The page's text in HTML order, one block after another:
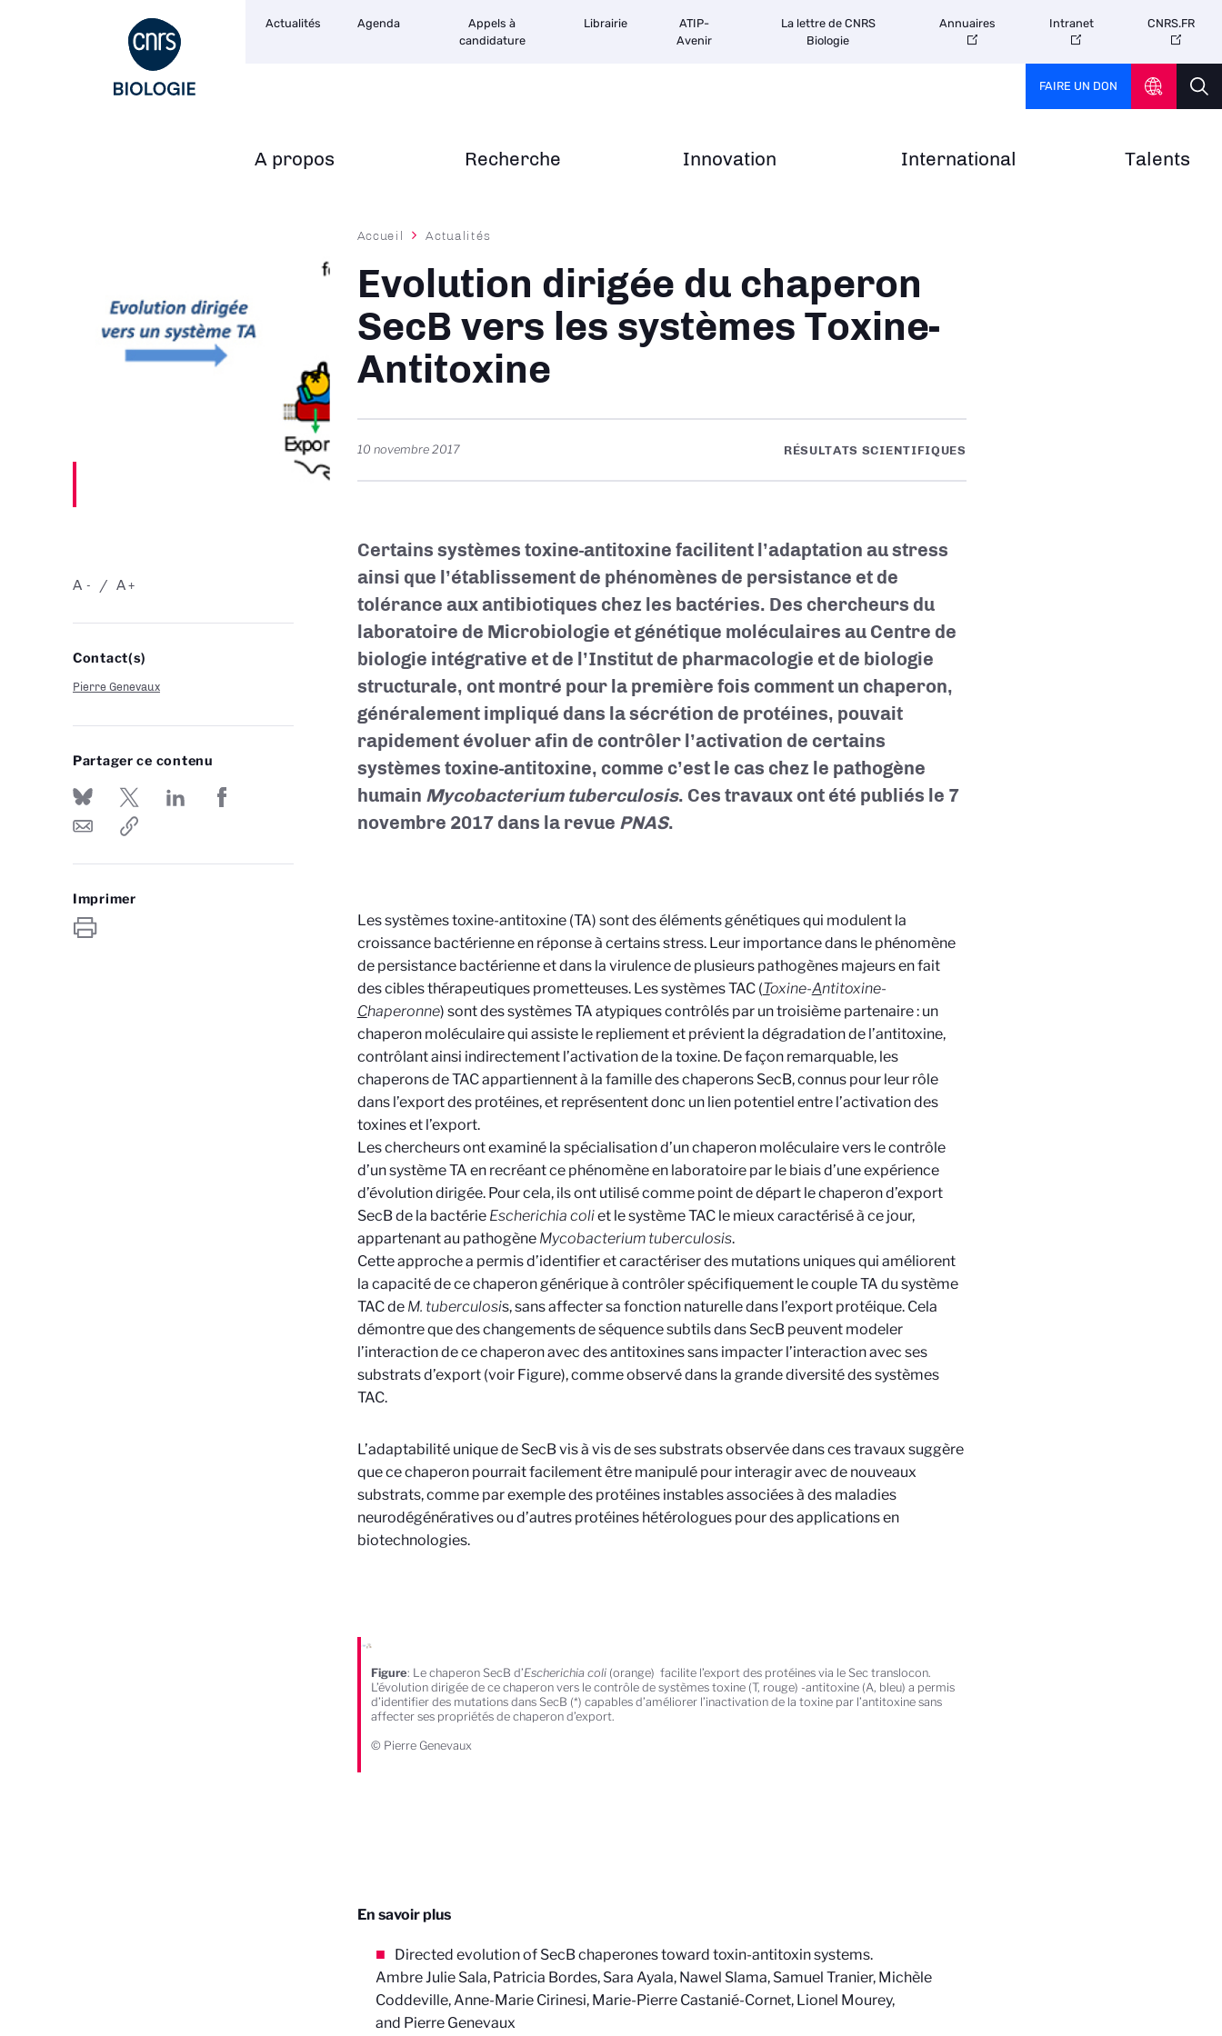
Navigation
A propos Recherche Innovation International Talents
secondaire
Actualités Agenda
Appels à
candidature
Librairie
ATIP-
Avenir
La lettre de CNRS
Biologie
Annuaires Intranet CNRS.FR
FAIRE UN DON
-
A +
A
Contact(s)
Pierre Genevaux
Partager ce contenu
Imprimer
Fil
Accueil Actualités
Evolution dirigée du chaperon
SecB vers les systèmes Toxine-
Antitoxine
10 novembre 2017 RÉSULTATS SCIENTIFIQUES
Certains systèmes toxine-antitoxine facilitent l’adaptation au stress
ainsi que l’établissement de phénomènes de persistance et de
tolérance aux antibiotiques chez les bactéries. Des chercheurs du
laboratoire de Microbiologie et génétique moléculaires au Centre de
biologie intégrative et de l’Institut de pharmacologie et de biologie
structurale, ont montré pour la première fois comment un chaperon,
généralement impliqué dans la sécrétion de protéines, pouvait
rapidement évoluer afin de contrôler l’activation de certains
systèmes toxine-antitoxine, comme c’est le cas chez le pathogène
humain Mycobacterium tuberculosis. Ces travaux ont été publiés le 7
novembre 2017 dans la revue PNAS.
Les systèmes toxine-antitoxine (TA) sont des éléments génétiques qui modulent la
croissance bactérienne en réponse à certains stress. Leur importance dans le phénomène
de persistance bactérienne et dans la virulence de plusieurs pathogènes majeurs en fait
des cibles thérapeutiques prometteuses. Les systèmes TAC (Toxine-Antitoxine-
Chaperonne) sont des systèmes TA atypiques contrôlés par un troisième partenaire : un
chaperon moléculaire qui assiste le repliement et prévient la dégradation de l’antitoxine,
contrôlant ainsi indirectement l’activation de la toxine. De façon remarquable, les
chaperons de TAC appartiennent à la famille des chaperons SecB, connus pour leur rôle
dans l’export des protéines, et représentent donc un lien potentiel entre l’activation des
toxines et l’export.
Les chercheurs ont examiné la spécialisation d’un chaperon moléculaire vers le contrôle
d’un système TA en recréant ce phénomène en laboratoire par le biais d’une expérience
d’évolution dirigée. Pour cela, ils ont utilisé comme point de départ le chaperon d’export
SecB de la bactérie Escherichia coliet le système TAC le mieux caractérisé à ce jour,
appartenant au pathogène Mycobacterium tuberculosis.
Cette approche a permis d’identifier et caractériser des mutations uniques qui améliorent
la capacité de ce chaperon générique à contrôler spécifiquement le couple TA du système
TAC de M. tuberculosis, sans affecter sa fonction naturelle dans l’export protéique. Cela
démontre que des changements de séquence subtils dans SecB peuvent modeler
l’interaction de ce chaperon avec des antitoxines sans impacter l’interaction avec ses
substrats d’export (voir Figure), comme observé dans la grande diversité des systèmes
TAC.
L’adaptabilité unique de SecB vis à vis de ses substrats observée dans ces travaux suggère
que ce chaperon pourrait facilement être manipulé pour interagir avec de nouveaux
substrats, comme par exemple des protéines instables associées à des maladies
neurodégénératives ou d’autres protéines hétérologues pour des applications en
biotechnologies.
Figure: Le chaperon SecB d’Escherichia coli (orange) facilite l’export des protéines via le Sec translocon.
L’évolution dirigée de ce chaperon vers le contrôle de systèmes toxine (T, rouge) -antitoxine (A, bleu) a permis
d’identifier des mutations dans SecB (*) capables d’améliorer l’inactivation de la toxine par l’antitoxine sans
affecter ses propriétés de chaperon d’export.
© Pierre Genevaux
En savoir plus
Directed evolution of SecB chaperones toward toxin-antitoxin systems.
Ambre Julie Sala, Patricia Bordes, Sara Ayala, Nawel Slama, Samuel Tranier, Michèle
Coddeville, Anne-Marie Cirinesi, Marie-Pierre Castanié-Cornet, Lionel Mourey,
and Pierre Genevaux